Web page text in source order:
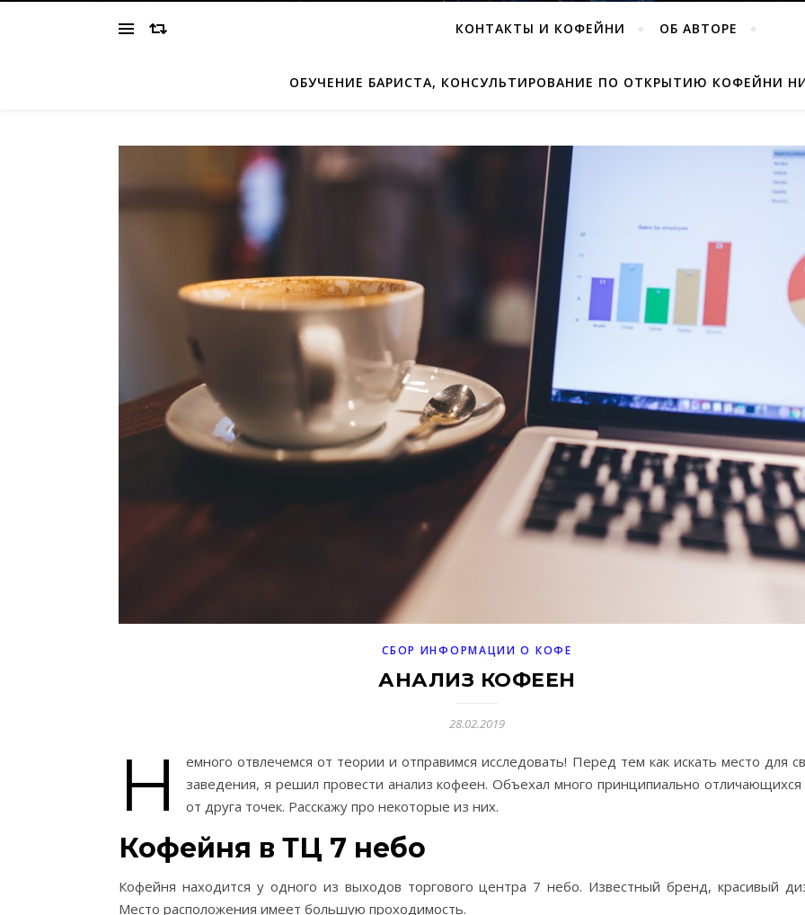
КОНТАКТЫ И КОФЕЙНИ ОБ АВТОРЕ
ОБУЧЕНИЕ БАРИСТА, КОНСУЛЬТИРОВАНИЕ ПО ОТКРЫТИЮ КОФЕЙНИ
СБОР ИНФОРМАЦИИ О КОФЕ
АНАЛИЗ КОФЕЕН
28.02.2019
Н
емного отвлечемся от теории и отправимся исследовать! Перед тем как искать место для
заведения, я решил провести анализ кофеен. Объехал много принципиально отличающихся
от друга точек. Расскажу про некоторые из них.
Кофейня в ТЦ 7 небо
Кофейня находится у одного из выходов торгового центра 7 небо. Известный бренд, красивый
Место расположения имеет большую проходимость.